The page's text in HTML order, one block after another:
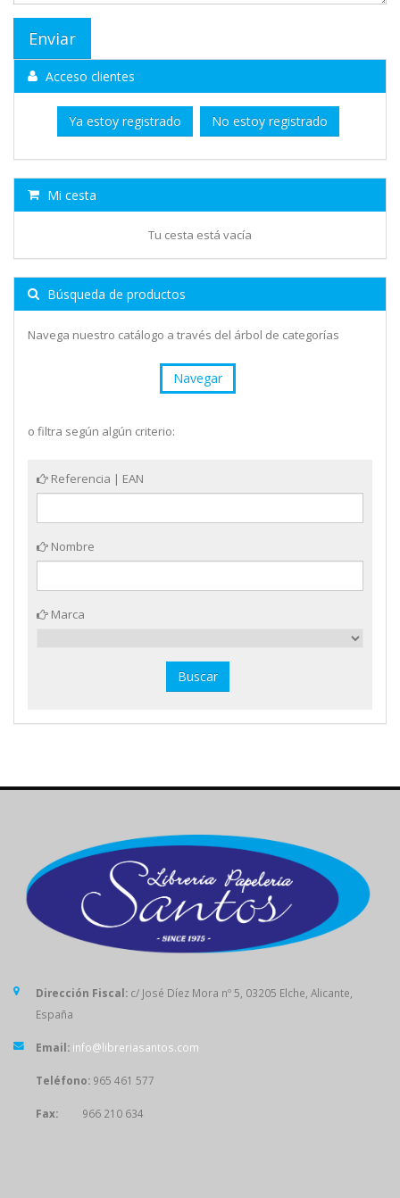
Acceso clientes
Ya estoy registrado No estoy registrado
Mi cesta
Tu cesta está vacía
Búsqueda de productos
Navega nuestro catálogo a través del árbol de categorías
Navegar
o filtra según algún criterio:
Referencia | EAN
Nombre
Marca
Dirección Fiscal: c/ José Díez Mora nº 5, 03205 Elche, Alicante,
España
Email: info@libreriasantos.com
Teléfono: 965 461 577
Fax: 966 210 634